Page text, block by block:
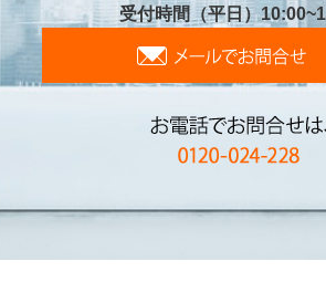
受付時間（平日）